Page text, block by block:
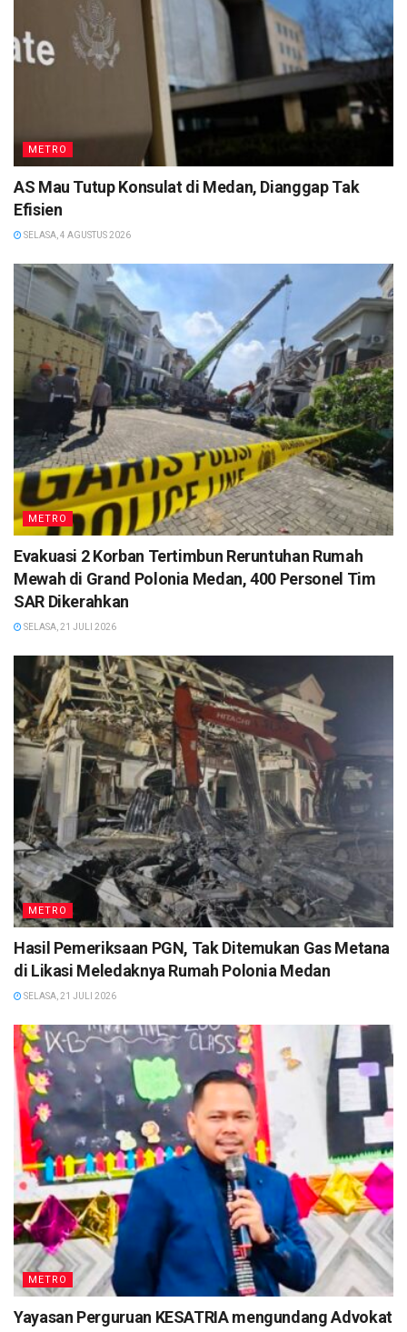
METRO
AS Mau Tutup Konsulat di Medan, Dianggap Tak
Efisien
SELASA, 4 AGUSTUS 2026
METRO
Evakuasi 2 Korban Tertimbun Reruntuhan Rumah
Mewah di Grand Polonia Medan, 400 Personel Tim
SAR Dikerahkan
SELASA, 21 JULI 2026
METRO
Hasil Pemeriksaan PGN, Tak Ditemukan Gas Metana
di Likasi Meledaknya Rumah Polonia Medan
SELASA, 21 JULI 2026
METRO
Yayasan Perguruan KESATRIA mengundang Advokat